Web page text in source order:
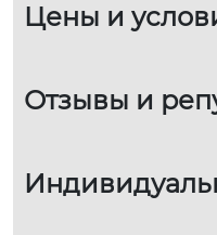
Цены и
Отзывы и